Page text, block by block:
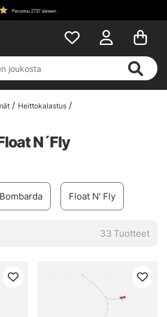
Heittokalastus
N´Fly
Bombarda Float N' Fly
33 Tuotteet